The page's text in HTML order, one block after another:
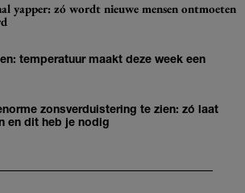
yapper: zó wordt nieuwe mensen ontmoeten
temperatuur maakt deze week een
zonsverduistering te zien: zó laat
en dit heb je nodig